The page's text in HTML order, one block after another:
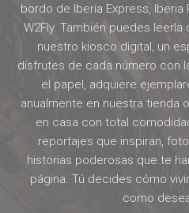
bordo de Iberia Express, Iberia
W2Fly. También puedes
nuestro kiosco digital, un
disfrutes de cada número con
el papel, adquiere
anualmente en nuestra tienda
en casa con total
reportajes que inspiran,
historias poderosas que te
página. Tú decides cómo
como